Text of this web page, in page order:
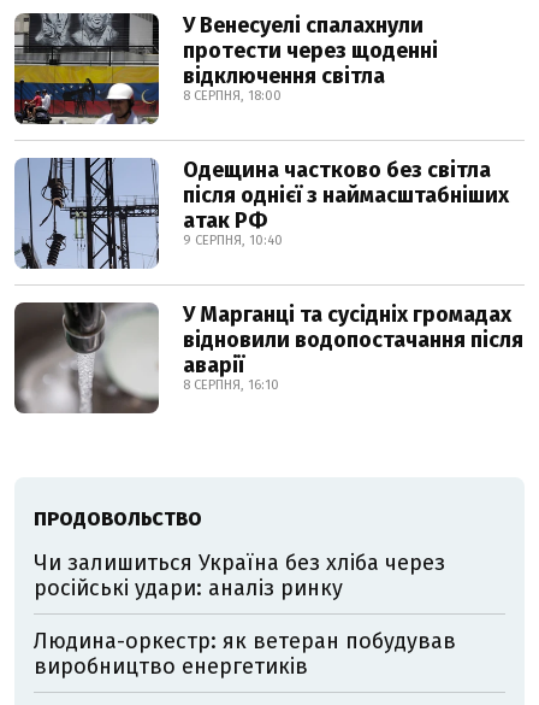
У Венесуелі спалахнули
протести через щоденні
відключення світла
8 СЕРПНЯ, 18:00
Одещина частково без світла
після однієї з наймасштабніших
атак РФ
9 СЕРПНЯ, 10:40
У Марганці та сусідніх громадах
відновили водопостачання після
аварії
8 СЕРПНЯ, 16:10
ПРОДОВОЛЬСТВО
Чи залишиться Україна без хліба через
російські удари: аналіз ринку
Людина-оркестр: як ветеран побудував
виробництво енергетиків